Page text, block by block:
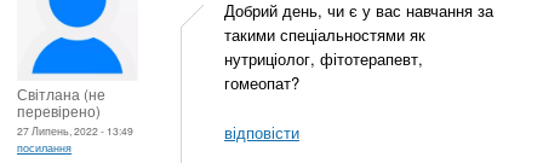
Світлана (не
перевірено)
27 Липень, 2022 - 13:49
посилання
Добрий день, чи є у вас навчання за
такими спеціальностями як
нутриціолог, фітотерапевт,
гомеопат?
відповісти